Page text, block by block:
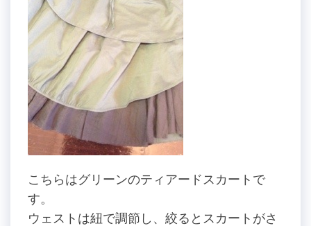
こちらはグリーンのティアードスカートで
す。
ウェストは紐で調節し、絞るとスカートがさ